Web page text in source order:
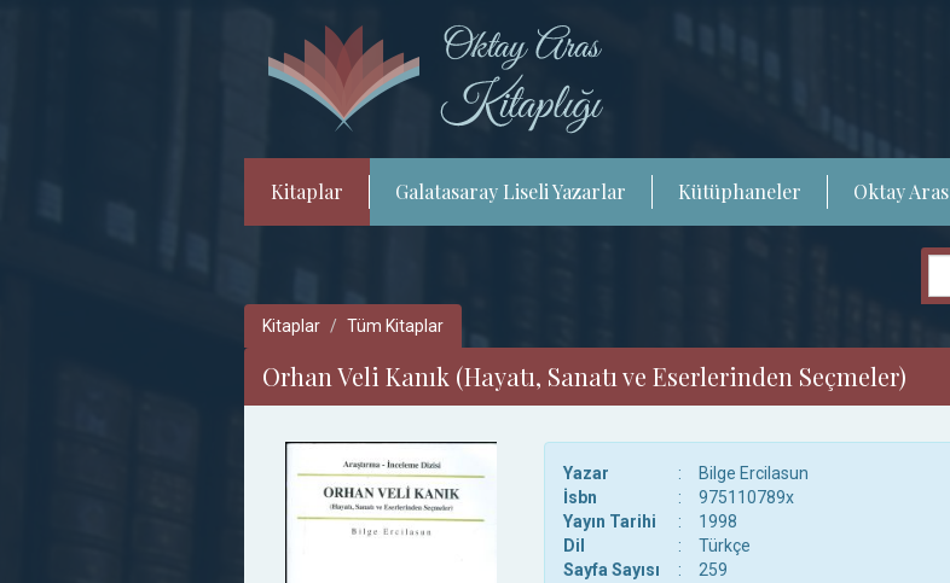
Kitaplar Galatasaray Liseli Yazarlar Kütüphaneler Oktay Aras
Kitaplar Tüm Kitaplar
Orhan Veli Kanık (Hayatı, Sanatı ve Eserlerinden Seçmeler)
Yazar :
Bilge Ercilasun
İsbn
:
975110789x
Yayın Tarihi
:
1998
Dil
:
Türkçe
Sayfa Sayısı
:
259